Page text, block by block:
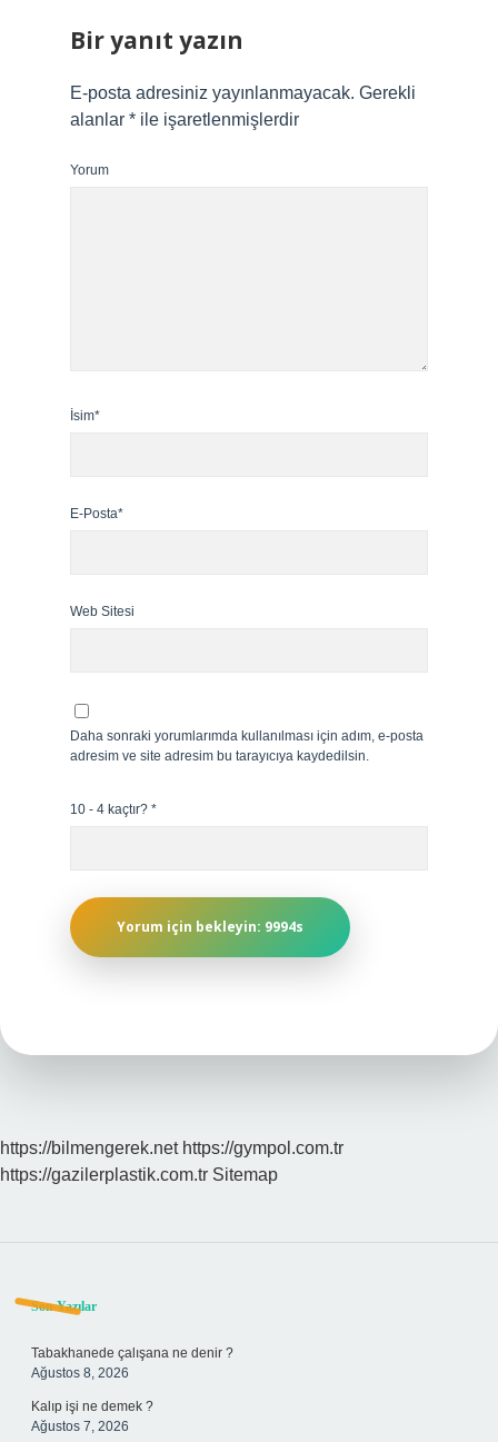
Bir yanıt yazın
E-posta adresiniz yayınlanmayacak. Gerekli
alanlar * ile işaretlenmişlerdir
Yorum
İsim*
E-Posta*
Web Sitesi
Daha sonraki yorumlarımda kullanılması için adım, e-posta
adresim ve site adresim bu tarayıcıya kaydedilsin.
10 - 4 kaçtır? *
https://bilmengerek.net https://gympol.com.tr
https://gazilerplastik.com.tr Sitemap
Sidebar
Son Yazılar
Tabakhanede çalışana ne denir ?
Ağustos 8, 2026
Kalıp işi ne demek ?
Ağustos 7, 2026